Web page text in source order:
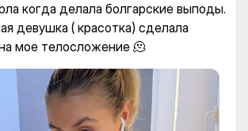
когда делала болгарские выподы.
девушка ( красотка) сделала
мое телосложение 🫠